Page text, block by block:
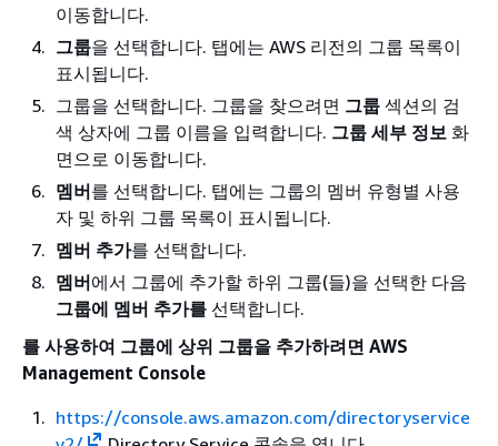
이동합니다.
그룹을 선택합니다. 탭에는 AWS 리전의 그룹 목록이
표시됩니다.
그룹을 선택합니다. 그룹을 찾으려면 그룹 섹션의 검
색 상자에 그룹 이름을 입력합니다. 그룹 세부 정보 화
면으로 이동합니다.
멤버를 선택합니다. 탭에는 그룹의 멤버 유형별 사용
자 및 하위 그룹 목록이 표시됩니다.
멤버 추가를 선택합니다.
멤버에서 그룹에 추가할 하위 그룹(들)을 선택한 다음
그룹에 멤버 추가를 선택합니다.
를 사용하여 그룹에 상위 그룹을 추가하려면 AWS
Management Console
https://console.aws.amazon.com/directoryservice